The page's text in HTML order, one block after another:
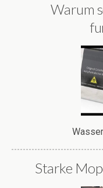
Warum
Starke